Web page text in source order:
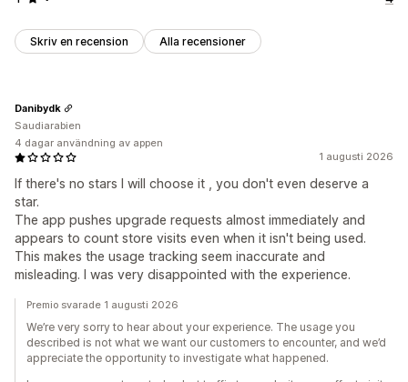
Skriv en recension Alla recensioner
1 augusti 2026
If there's no stars I will choose it , you don't even deserve a
star.
The app pushes upgrade requests almost immediately and
appears to count store visits even when it isn't being used.
This makes the usage tracking seem inaccurate and
misleading. I was very disappointed with the experience.
Danibydk
Saudiarabien
4 dagar användning av appen
Premio svarade 1 augusti 2026
We’re very sorry to hear about your experience. The usage you
described is not what we want our customers to encounter, and we’d
appreciate the opportunity to investigate what happened.